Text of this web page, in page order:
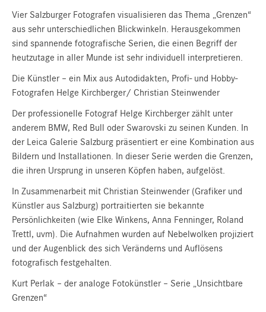
Vier Salzburger Fotografen visualisieren das Thema „Grenzen“
aus sehr unterschiedlichen Blickwinkeln. Herausgekommen
sind spannende fotografische Serien, die einen Begriff der
heutzutage in aller Munde ist sehr individuell interpretieren.
Die Künstler – ein Mix aus Autodidakten, Profi- und Hobby-
Fotografen Helge Kirchberger/ Christian Steinwender
Der professionelle Fotograf Helge Kirchberger zählt unter
anderem BMW, Red Bull oder Swarovski zu seinen Kunden. In
der Leica Galerie Salzburg präsentiert er eine Kombination aus
Bildern und Installationen. In dieser Serie werden die Grenzen,
die ihren Ursprung in unseren Köpfen haben, aufgelöst.
In Zusammenarbeit mit Christian Steinwender (Grafiker und
Künstler aus Salzburg) portraitierten sie bekannte
Persönlichkeiten (wie Elke Winkens, Anna Fenninger, Roland
Trettl, uvm). Die Aufnahmen wurden auf Nebelwolken projiziert
und der Augenblick des sich Veränderns und Auflösens
fotografisch festgehalten.
Kurt Perlak – der analoge Fotokünstler – Serie „Unsichtbare
Grenzen“